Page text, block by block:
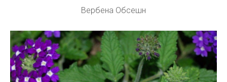
Вербена Обсешн